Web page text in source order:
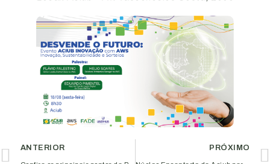
ANTERIOR PRÓXIMO